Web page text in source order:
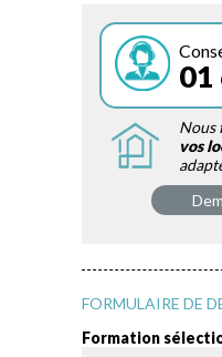
WEBINAIRES
QUESTIONNAIRE GRATUIT
01
Nous
vos
FORMULAIRE DE
Formation